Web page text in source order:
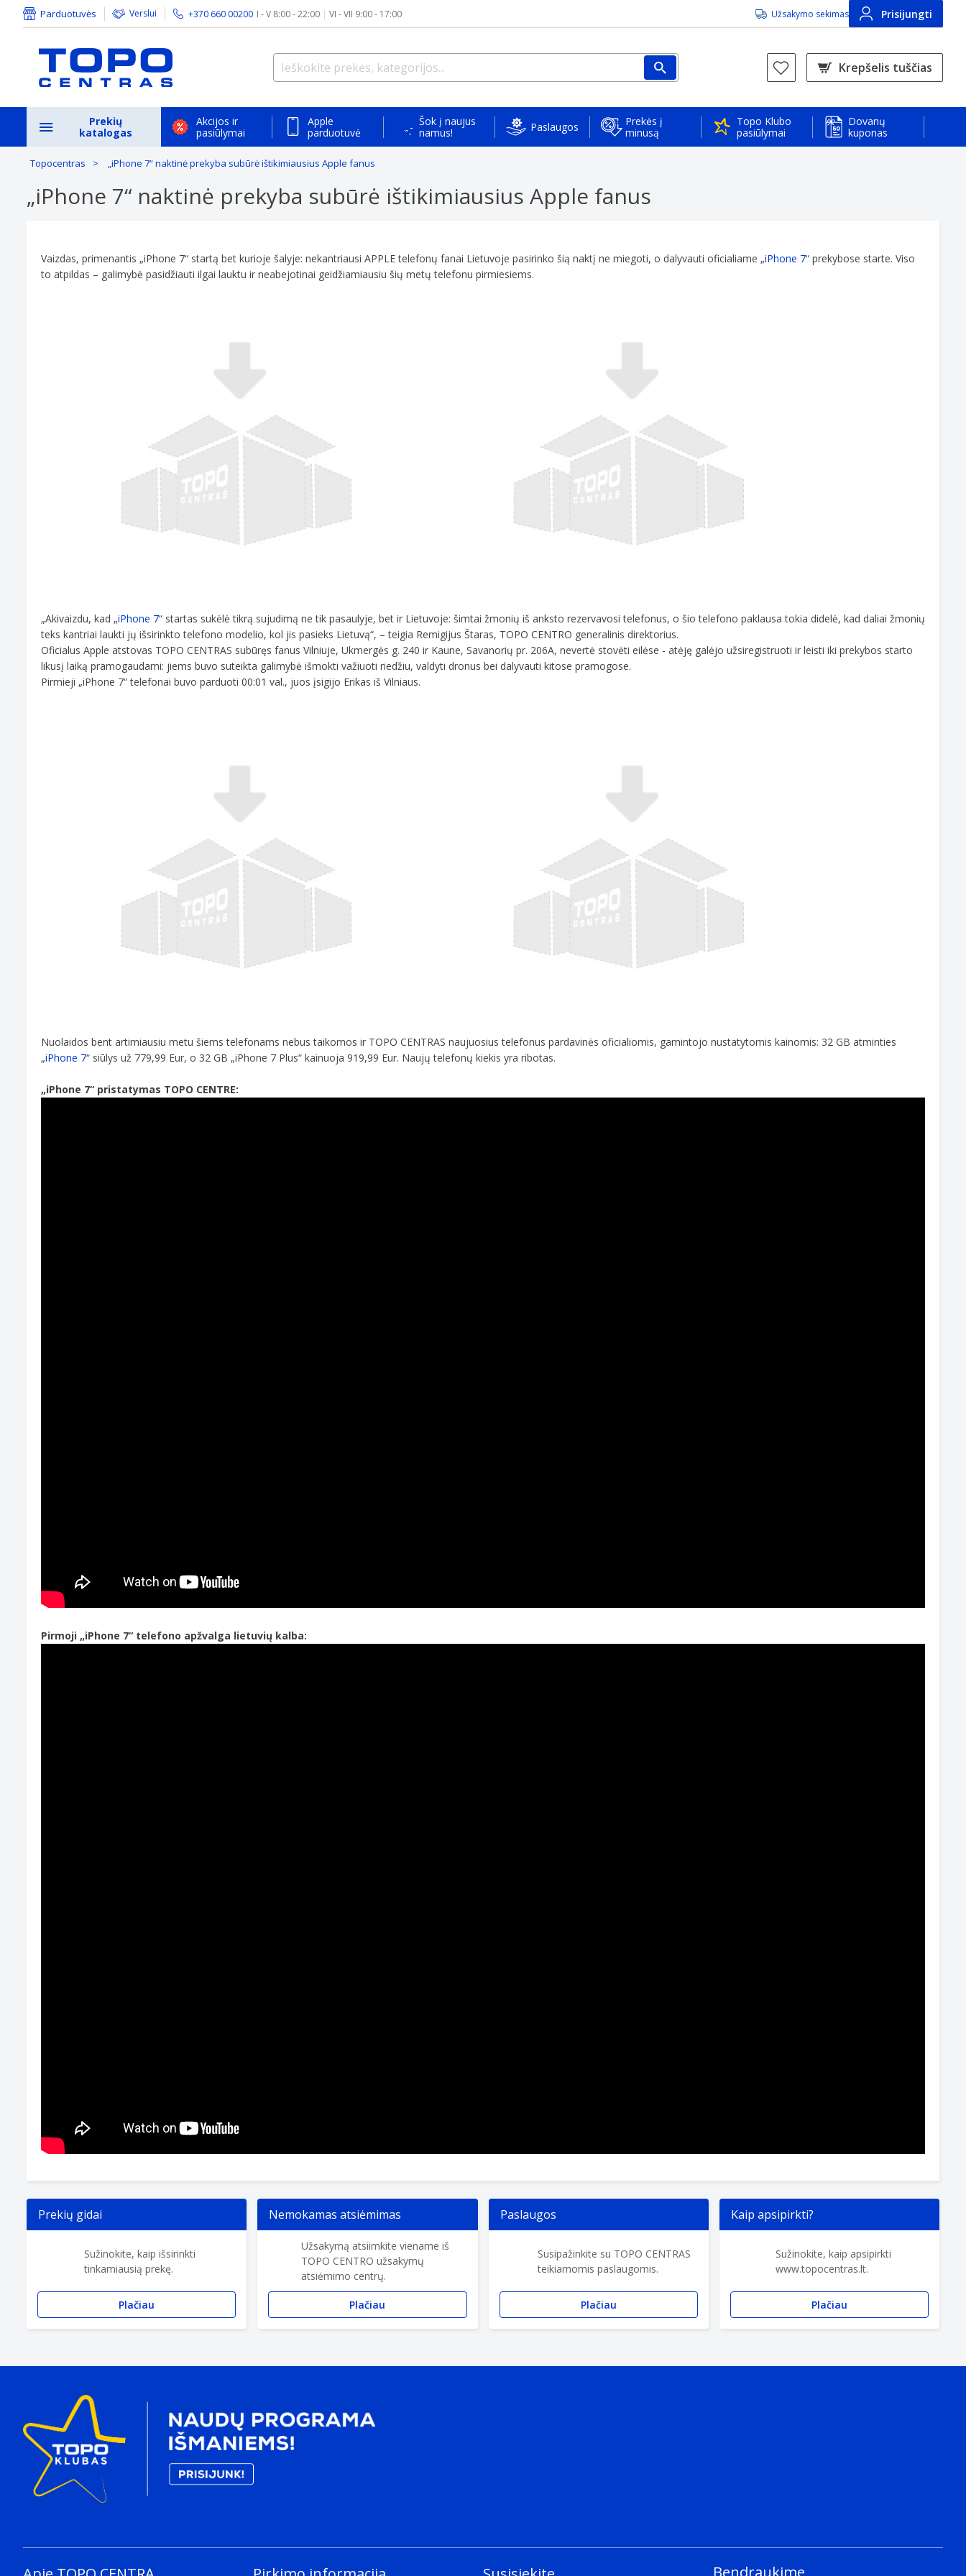
Parduotuvės Verslui +370 660 00200 I - V 8:00 - 22:00 | VI - VII 9:00 - 17:00 Užsakymo sekimas Prisijungti
Krepšelis tuščias
Prekių
katalogas
Akcijos ir
pasiūlymai
Apple
parduotuvė
Šok į naujus
namus!
Paslaugos
Prekės į
minusą
Topo Klubo
pasiūlymai
Dovanų
kuponas
Topocentras „iPhone 7“ naktinė prekyba subūrė ištikimiausius Apple fanus
„iPhone 7“ naktinė prekyba subūrė ištikimiausius Apple fanus
Vaizdas, primenantis „iPhone 7“ startą bet kurioje šalyje: nekantriausi APPLE telefonų fanai Lietuvoje pasirinko šią naktį ne miegoti, o dalyvauti oficialiame „iPhone 7“ prekybose starte. Viso
to atpildas – galimybė pasidžiauti ilgai lauktu ir neabejotinai geidžiamiausiu šių metų telefonu pirmiesiems.
„Akivaizdu, kad „iPhone 7“ startas sukėlė tikrą sujudimą ne tik pasaulyje, bet ir Lietuvoje: šimtai žmonių iš anksto rezervavosi telefonus, o šio telefono paklausa tokia didelė, kad daliai žmonių
teks kantriai laukti jų išsirinkto telefono modelio, kol jis pasieks Lietuvą“, – teigia Remigijus Štaras, TOPO CENTRO generalinis direktorius.
Oficialus Apple atstovas TOPO CENTRAS subūręs fanus Vilniuje, Ukmergės g. 240 ir Kaune, Savanorių pr. 206A, nevertė stovėti eilėse - atėję galėjo užsiregistruoti ir leisti iki prekybos starto
likusį laiką pramogaudami: jiems buvo suteikta galimybė išmokti važiuoti riedžiu, valdyti dronus bei dalyvauti kitose pramogose.
Pirmieji „iPhone 7“ telefonai buvo parduoti 00:01 val., juos įsigijo Erikas iš Vilniaus.
Nuolaidos bent artimiausiu metu šiems telefonams nebus taikomos ir TOPO CENTRAS naujuosius telefonus pardavinės oficialiomis, gamintojo nustatytomis kainomis: 32 GB atminties
„iPhone 7“ siūlys už 779,99 Eur, o 32 GB „iPhone 7 Plus“ kainuoja 919,99 Eur. Naujų telefonų kiekis yra ribotas.
„iPhone 7“ pristatymas TOPO CENTRE:
Pirmoji „iPhone 7“ telefono apžvalga lietuvių kalba:
Prekių gidai
Sužinokite, kaip išsirinkti
tinkamiausią prekę.
Plačiau
Nemokamas atsiėmimas
Užsakymą atsiimkite viename iš
TOPO CENTRO užsakymų
atsiėmimo centrų.
Plačiau
Paslaugos
Susipažinkite su TOPO CENTRAS
teikiamomis paslaugomis.
Plačiau
Kaip apsipirkti?
Sužinokite, kaip apsipirkti
www.topocentras.lt.
Plačiau
Bendraukime